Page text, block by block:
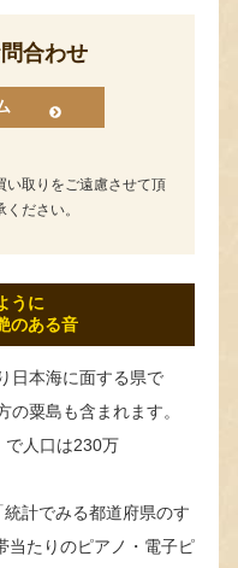
合わせ
い取りをご遠慮させて頂
ださい。
うに
のある音
日本海に面する県で
粟島も含まれます。
で人口は230万
計でみる都道府県のす
当たりのピアノ・電子ピ